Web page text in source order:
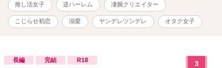
推し活女子 逆ハーレム 凄腕クリエイター
こじらせ初恋 溺愛 ヤンデレツンデレ オタク女子
長編 完結 R18 3